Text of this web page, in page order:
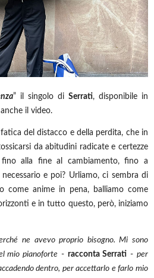
” il singolo diSerrati, disponibile in
il video.
del distacco e della perdita, che in
da abitudini radicate e certezze
fino alla fine al cambiamento, fino a
e poi? Urliamo, ci sembra di
come anime in pena, balliamo come
e in tutto questo, però, iniziamo
ne avevo proprio bisogno. Mi sono
mio pianoforte - racconta Serrati -per
dentro, per accettarlo e farlo mio